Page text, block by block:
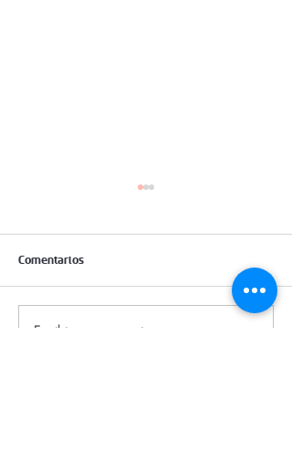
PROTECTOR DE ASIENTO DE
Comentarios
Escribir un comentario...